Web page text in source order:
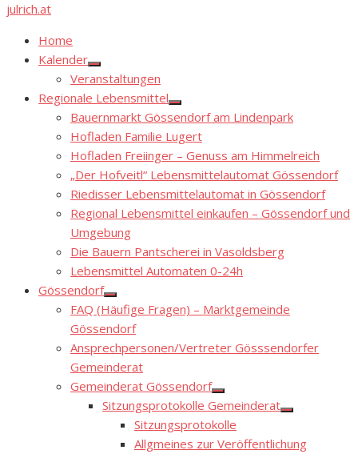
julrich.at
Home
Kalender
Show
sub
menu
Veranstaltungen
Regionale Lebensmittel
Show
sub
menu
Bauernmarkt Gössendorf am Lindenpark
Hofladen Familie Lugert
Hofladen Freiinger – Genuss am Himmelreich
„Der Hofveitl“ Lebensmittelautomat Gössendorf
Riedisser Lebensmittelautomat in Gössendorf
Regional Lebensmittel einkaufen – Gössendorf und
Umgebung
Die Bauern Pantscherei in Vasoldsberg
Lebensmittel Automaten 0-24h
Gössendorf
Show
sub
menu
FAQ (Häufige Fragen) – Marktgemeinde
Gössendorf
Ansprechpersonen/Vertreter Gösssendorfer
Gemeinderat
Gemeinderat Gössendorf
Show
sub
menu
Sitzungsprotokolle Gemeinderat
Show
menu
Sitzungsprotokolle
Allgmeines zur Veröffentlichung